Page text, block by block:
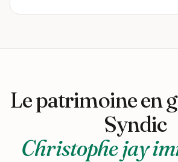
Le patrimoine en
Syndic
Christophe jay